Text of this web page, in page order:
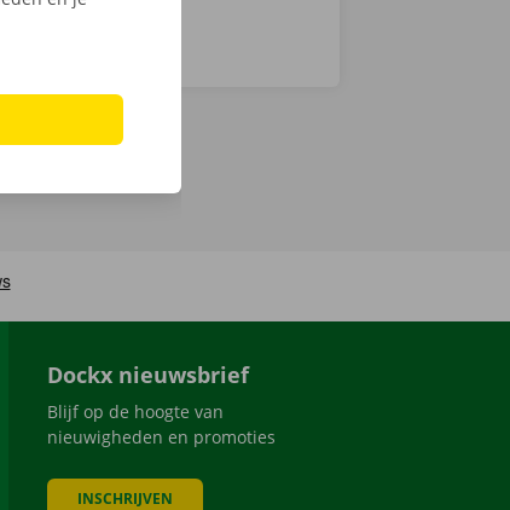
Dockx nieuwsbrief
Blijf op de hoogte van
nieuwigheden en promoties
INSCHRIJVEN